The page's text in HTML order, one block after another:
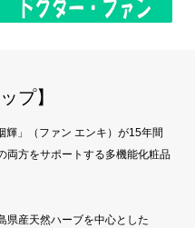
プ】
輝」（ファン エンキ）が15年間
両方をサポートする多機能化粧品
県産天然ハーブを中心とした